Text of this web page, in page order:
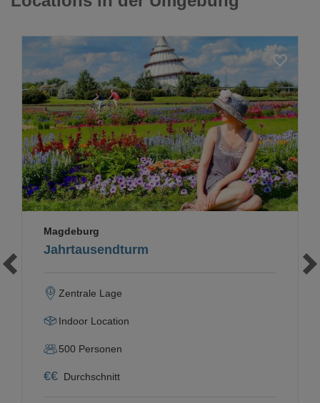
Loading...
Jahrtausendturm
Magdeburg
Zentrale Lage
Indoor Location
500 Personen
€€ Durchschnitt